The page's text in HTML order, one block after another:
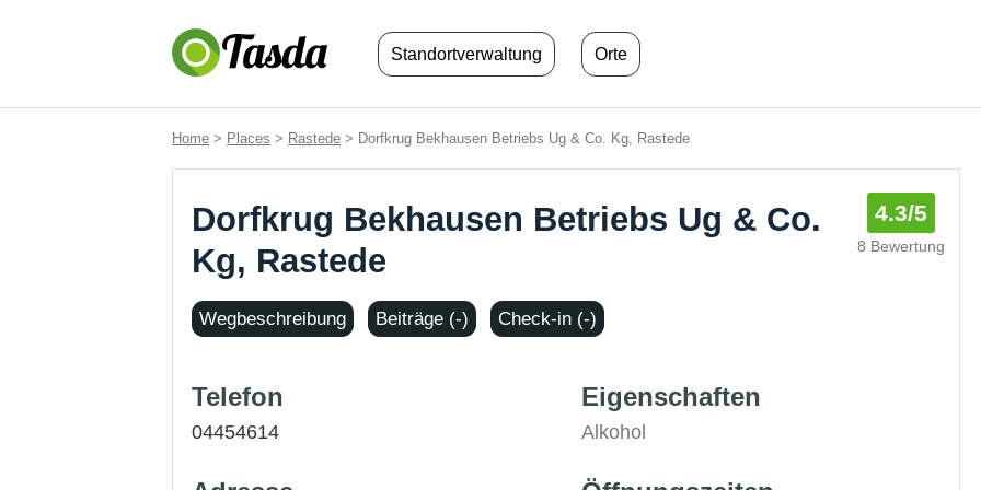
Standortverwaltung Orte
Home > Places > Rastede > Dorfkrug Bekhausen Betriebs Ug & Co. Kg, Rastede
Dorfkrug Bekhausen Betriebs Ug & Co.
Kg, Rastede
4.3/5
8 Bewertung
Wegbeschreibung Beiträge (-) Check-in (-)
Telefon
04454614
Eigenschaften
Alkohol